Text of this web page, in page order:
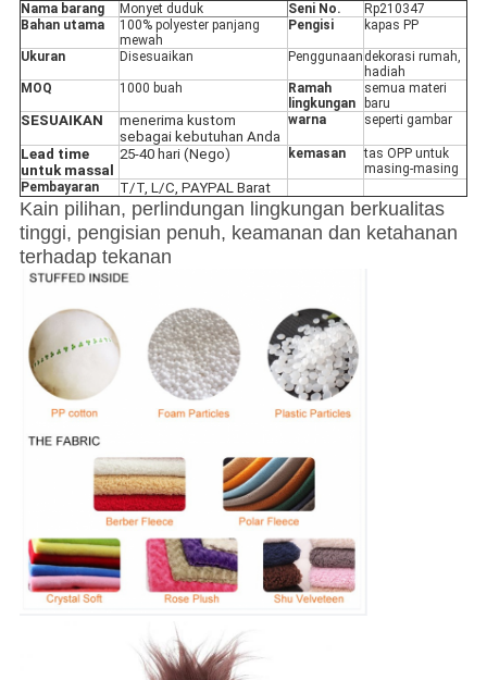
Nama barang Monyet duduk Seni No.
Rp210347
Bahan utama
100% polyester panjang
mewah
Pengisi kapas PP
Ukuran Disesuaikan Penggunaan dekorasi rumah,
hadiah
MOQ
1000 buah
Ramah
lingkungan
semua materi
baru
SESUAIKAN
menerima kustom
sebagai kebutuhan Anda
warna seperti gambar
Lead time
untuk massal
25-40 hari (Nego) kemasan
tas OPP untuk
masing-masing
Pembayaran
T/T, L/C, PAYPAL Barat
Kain pilihan, perlindungan lingkungan berkualitas
tinggi, pengisian penuh, keamanan dan ketahanan
terhadap tekanan